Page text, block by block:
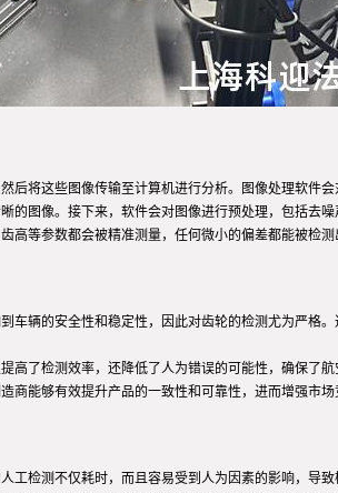
将这些图像传输至计算机进行分析。图像处理软件会
图像。接下来，软件会对图像进行预处理，包括去噪
等参数都会被精准测量，任何微小的偏差都能被检
辆的安全性和稳定性，因此对齿轮的检测尤为严格
了检测效率，还降低了人为错误的可能性，确保了航
能够有效提升产品的一致性和可靠性，进而增强市场
检测不仅耗时，而且容易受到人为因素的影响，导